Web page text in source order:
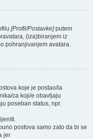
[Profil/Postavke]putem
(iza)biranjem iz
pohranjivanjem avatara.
koje je postao/la
ca koji/e obavljaju
poseban status, npr.
postova samo zato da bi se
jer